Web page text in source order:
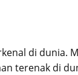
di dunia.
terenak di